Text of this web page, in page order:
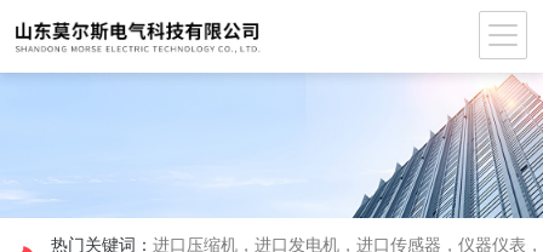
热门关键词：进口压缩机，进口发电机，进口传感器，仪器仪表